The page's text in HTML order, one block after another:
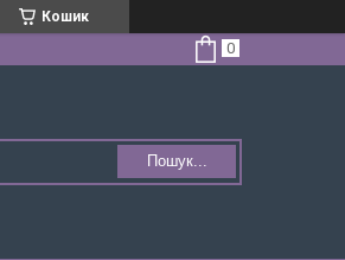
Кошик
Пошук...